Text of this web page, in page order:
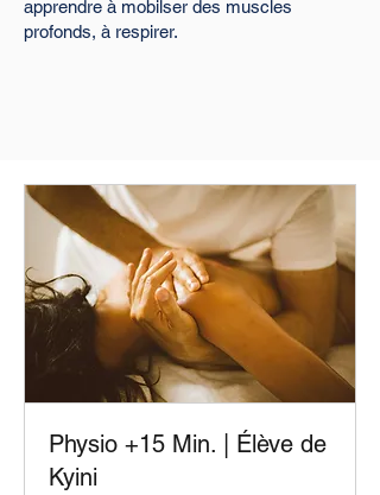
apprendre à mobilser des muscles
profonds, à respirer.
Physio +15 Min. | Élève de
Kyini